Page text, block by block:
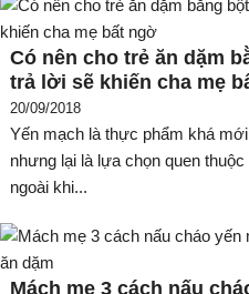
Có nên cho trẻ ăn dặm
trả lời sẽ khiến cha mẹ
20/09/2018
Yến mạch là thực phẩm khá
nhưng lại là lựa chọn quen
ngoài khi...
Mách mẹ 3 cách nấu